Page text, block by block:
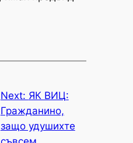
Next: ЯК ВИЦ:
Гражданино,
защо удушихте